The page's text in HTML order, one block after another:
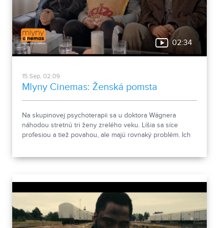
02:34
15.Sep, 02:09
Mlyny Cinemas: Ženská pomsta
Na skupinovej psychoterapii sa u doktora Wágnera
náhodou stretnú tri ženy zrelého veku. Líšia sa síce
profesiou a tiež povahou, ale majú rovnaký problém. Ich
oslavou ženskej solidarity si môžete prísť pozrieť do
Mlyny Cinemas!